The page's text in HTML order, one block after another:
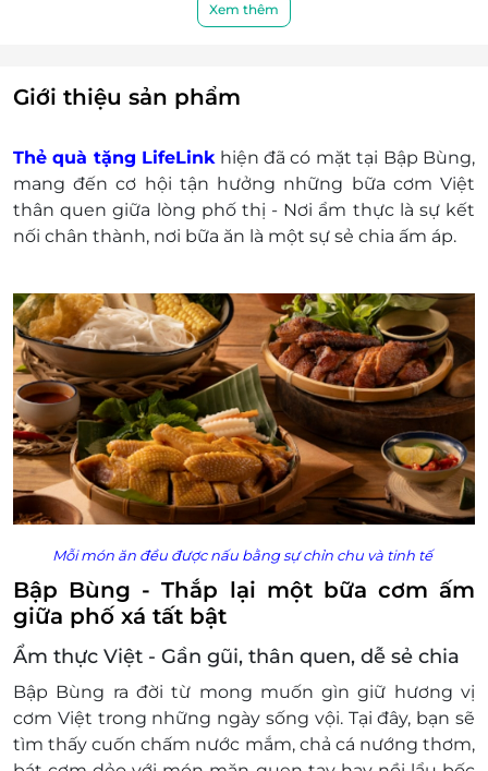
Khách hàng có trách nhiệm bảo mật thông tin
mất hoặc ở trạng thái "Đã sử dụng" với bất kỳ lý
lượng sản phẩm hoặc dịch vụ được cung cấp
cũng như đối với các tranh chấp về sau giữa
khách hàng và nhà cung cấp.
LifeLink có quyền sửa chữa hoặc thay đổi điều
báo trước.
Xem thêm
Giới thiệu sản phẩm
Thẻ quà tặng LifeLinkhiện đã có mặt tại Bập Bùng,
mang đến cơ hội tận hưởng những bữa cơm Việt
thân quen giữa lòng phố thị - Nơi ẩm thực là sự kết
nối chân thành, nơi bữa ăn là một sự sẻ chia ấm áp.
Mỗi món ăn đều được nấu bằng sự chỉn chu và tinh tế
Bập Bùng - Thắp lại một bữa cơm ấm
giữa phố xá tất bật
Ẩm thực Việt - Gần gũi, thân quen, dễ sẻ chia
Bập Bùng ra đời từ mong muốn gìn giữ hương vị
cơm Việt trong những ngày sống vội. Tại đây, bạn sẽ
tìm thấy cuốn chấm nước mắm, chả cá nướng thơm,